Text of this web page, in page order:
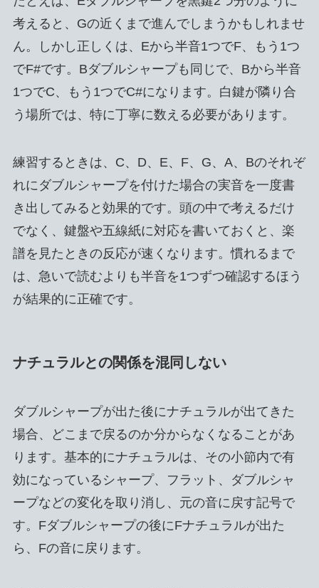
考えると、Gの近くまで進んでしまうかもしれませ
ん。しかし正しくは、Eから半音1つでF、もう1つ
でF#です。Bダブルシャープも同じで、Bから半音
1つでC、もう1つでC#になります。白鍵が隣り合
う場所では、特に丁寧に数える必要があります。
練習するときは、C、D、E、F、G、A、Bのそれぞ
れにダブルシャープを付けた場合の実音を一度書
き出してみると効果的です。頭の中で考えるだけ
でなく、鍵盤や五線紙に対応を書いておくと、楽
譜を見たときの反応が速くなります。慣れるまで
は、急いで読むよりも半音を1つずつ確認するほう
が結果的に正確です。
ナチュラルとの関係を混同しない
ダブルシャープが出た後にナチュラルが出てきた
場合、どこまで戻るのか分からなくなることがあ
ります。基本的にナチュラルは、その小節内で有
効になっているシャープ、フラット、ダブルシャ
ープなどの変化を取り消し、元の音に戻す記号で
す。Fダブルシャープの後にFナチュラルが出た
ら、Fの音に戻ります。